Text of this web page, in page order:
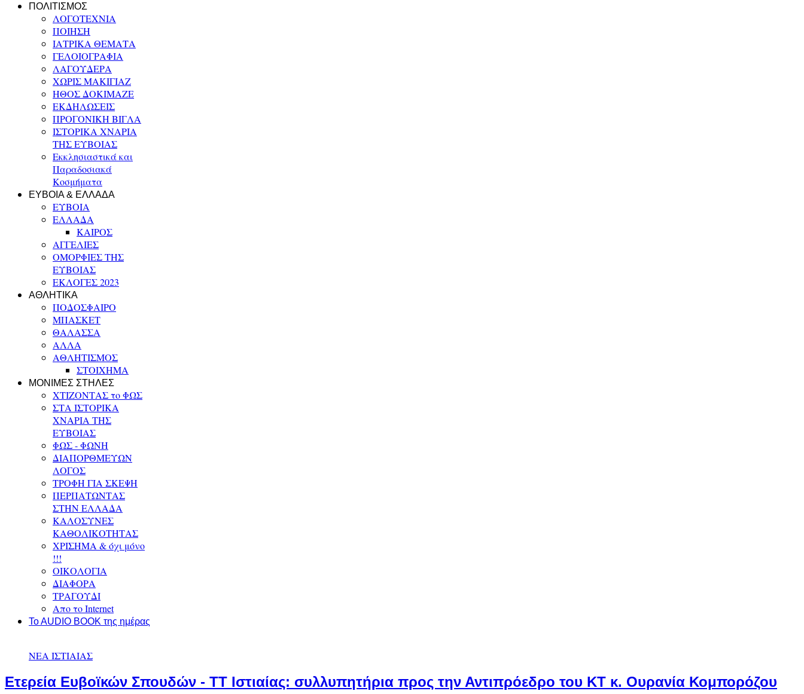
ΠΟΛΙΤΙΣΜΟΣ
ΛΟΓΟΤΕΧΝΙΑ
ΠΟΙΗΣΗ
ΙΑΤΡΙΚΑ ΘΕΜΑΤΑ
ΓΕΛΟΙΟΓΡΑΦΙΑ
ΛΑΓΟΥΔΕΡΑ
ΧΩΡΙΣ ΜΑΚΙΓΙΑΖ
ΗΘΟΣ ΔΟΚΙΜΑΖΕ
ΕΚΔΗΛΩΣΕΙΣ
ΠΡΟΓΟΝΙΚΗ ΒΙΓΛΑ
ΙΣΤΟΡΙΚΑ ΧΝΑΡΙΑ
ΤΗΣ ΕΥΒΟΙΑΣ
Εκκλησιαστικά και
Παραδοσιακά
Κοσμήματα
ΕΥΒΟΙΑ & ΕΛΛΑΔΑ
ΕΥΒΟΙΑ
ΕΛΛΑΔΑ
ΚΑΙΡΟΣ
ΑΓΓΕΛΙΕΣ
ΟΜΟΡΦΙΕΣ ΤΗΣ
ΕΥΒΟΙΑΣ
ΕΚΛΟΓΕΣ 2023
ΑΘΛΗΤΙΚΑ
ΠΟΔΟΣΦΑΙΡΟ
ΜΠΑΣΚΕΤ
ΘΑΛΑΣΣΑ
ΑΛΛΑ
ΑΘΛΗΤΙΣΜΟΣ
ΣΤΟΙΧΗΜΑ
ΜΟΝΙΜΕΣ ΣΤΗΛΕΣ
ΧΤΙΖΟΝΤΑΣ το ΦΩΣ
ΣΤΑ ΙΣΤΟΡΙΚΑ
ΧΝΑΡΙΑ ΤΗΣ
ΕΥΒΟΙΑΣ
ΦΩΣ - ΦΩΝΗ
ΔΙΑΠΟΡΘΜΕΥΩΝ
ΛΟΓΟΣ
ΤΡΟΦΗ ΓΙΑ ΣΚΕΨΗ
ΠΕΡΠΑΤΩΝΤΑΣ
ΣΤΗΝ ΕΛΛΑΔΑ
ΚΑΛΟΣΥΝΕΣ
ΚΑΘΟΛΙΚΟΤΗΤΑΣ
ΧΡΙΣΗΜΑ & όχι μόνο
!!!
ΟΙΚΟΛΟΓΙΑ
ΔΙΑΦΟΡΑ
ΤΡΑΓΟΥΔΙ
Απο το Internet
To AUDIO BOOK της ημέρας
ΝΕΑ ΙΣΤΙΑΙΑΣ
Ετερεία Ευβοϊκών Σπουδών - ΤΤ Ιστιαίας: συλλυπητήρια προς την Αντιπρόεδρο του ΚΤ κ. Ουρανία Κομπορόζου